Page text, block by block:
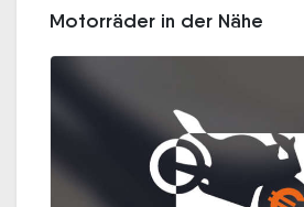
Motorräder in der Nähe